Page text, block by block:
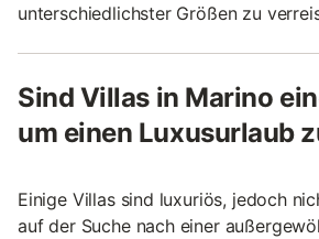
unterschiedlichster Größen zu
Sind Villas in Marino
um einen Luxusurlaub
Einige Villas sind luxuriös, jedoch
auf der Suche nach einer